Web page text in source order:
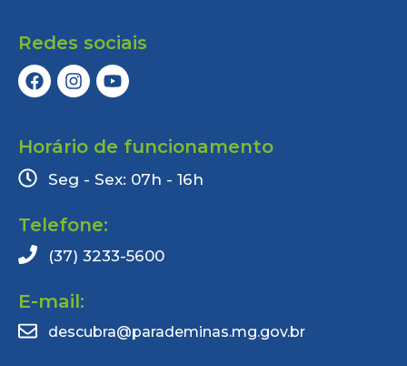
Redes sociais
Horário de funcionamento
Seg - Sex: 07h - 16h
Telefone:
(37) 3233-5600
E-mail:
descubra@parademinas.mg.gov.br